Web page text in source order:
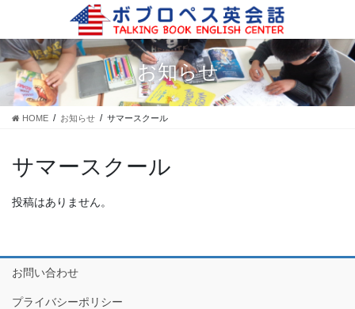
テ
ン
ツ
移
ゲ
ー
シ
ン
お知らせ
HOME お知らせ サマースクール
サマースクール
投稿はありません。
お問い合わせ
プライバシーポリシー